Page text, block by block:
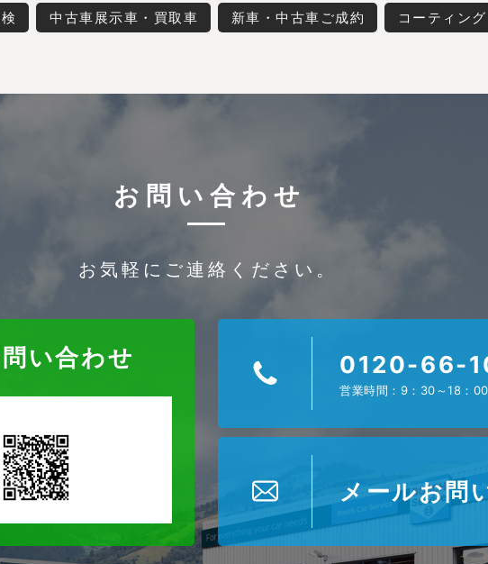
中古車展示車・買取車 新車・中古車ご成約 コーティング
お問い合わせ
お気軽にご連絡ください。
い合わせ 0120-66-
営業時間：9：30～18：
メールお問